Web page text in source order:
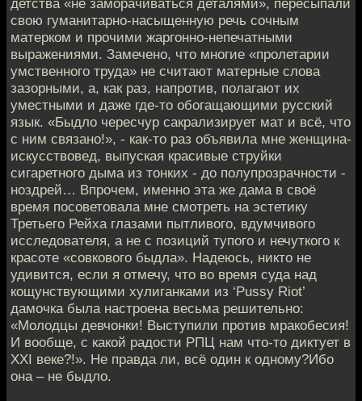
детства «не заморачиваться деталями», пересыпали
свою гуманитарно-насыщенную речь сочным
матерком и прочими жаргонно-непечатными
выражениями. Замечено, что многие «пролетарии
умственного труда» не считают матерные слова
зазорными, а, как раз, напротив, полагают их
уместными и даже где-то обогащающими русский
язык. «Быдло чересчур сакрализирует мат и всё, что
с ним связано!», - как-то раз объявила мне женщина-
искусствовед, выпуская красивые струйки
сигаретного дыма из тонких - до полупрозрачности -
ноздрей… Впрочем, именно эта же дама в своё
время посоветовала мне смотреть на эстетику
Третьего Рейха глазами пытливого, вдумчивого
исследователя, а не с позиций тупого и нечуткого к
красоте «совкового быдла». Надеюсь, никто не
удивится, если я отмечу, что во время суда над
кощунствующими хулиганками из ‘Pussy Riot’
дамочка была настроена весьма решительно:
«Молодцы девчонки! Выступили против мракобесия!
И вообще, с какой радости РПЦ нам что-то диктует в
XXI веке?!». Не правда ли, всё один к одному?Ибо
она – не быдло.